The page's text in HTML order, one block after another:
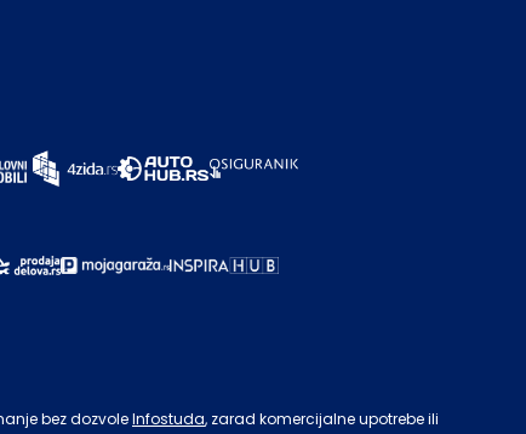
bez dozvoleInfostuda, zarad komercijalne upotrebe ili